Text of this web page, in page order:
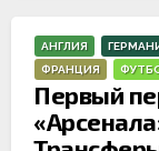
АНГЛИЯ
ФРАНЦИЯ
Первый